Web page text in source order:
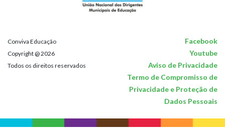
Conviva Educação Facebook
Copyright @ 2026 Youtube
Todos os direitos reservados
Aviso de Privacidade
Termo de Compromisso de
Privacidade e Proteção de
Dados Pessoais